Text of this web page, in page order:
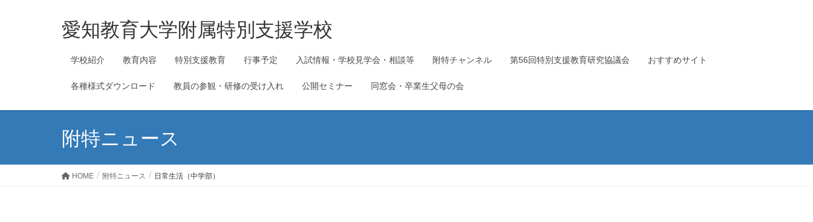
愛知教育大学附属特別支援学校
学校紹介 教育内容 特別支援教育 行事予定 入試情報・学校見学会・相談等 附特チャンネル 第56回特別支援教育研究協議会 おすすめサイト
各種様式ダウンロード 教員の参観・研修の受け入れ 公開セミナー 同窓会・卒業生父母の会
附特ニュース
HOME 附特ニュース 日常生活（中学部）